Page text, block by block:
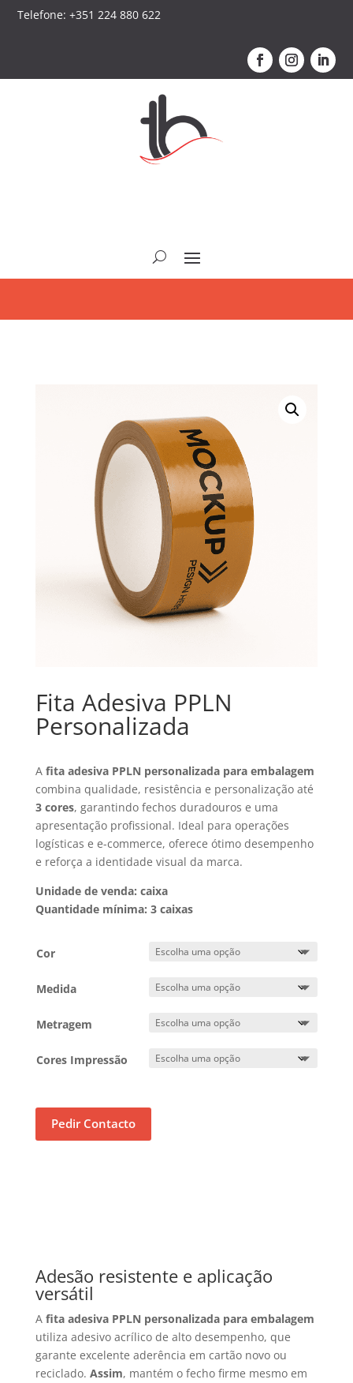
Telefone: +351 224 880 622
Fita Adesiva PPLN
Personalizada
A fita adesiva PPLN personalizada para embalagem
combina qualidade, resistência e personalização até
3 cores, garantindo fechos duradouros e uma
apresentação profissional. Ideal para operações
logísticas e e-commerce, oferece ótimo desempenho
e reforça a identidade visual da marca.
Unidade de venda: caixa
Quantidade mínima: 3 caixas
Cor
Medida
Metragem
Cores Impressão
Pedir Contacto
Adesão resistente e aplicação
versátil
A fita adesiva PPLN personalizada para embalagem
utiliza adesivo acrílico de alto desempenho, que
garante excelente aderência em cartão novo ou
reciclado. Assim, mantém o fecho firme mesmo em